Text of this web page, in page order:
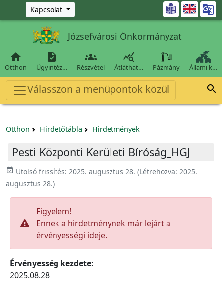
Ugrás a fő tartalomra
Kapcsolat 
Józsefvárosi Önkormányzat

Otthon

Ügyintéz…

Részvétel

Átláthat… Pázmány Állami k…
Válasszon a menüpontok közül 
Otthon Hirdetőtábla Hirdetmények
Pesti Központi Kerületi Bíróság_HGJ
event_available Utolsó frissítés: 2025. augusztus 28. (Létrehozva: 2025.
augusztus 28.)
Figyelem!
Ennek a hirdetménynek már lejárt a
érvényességi ideje.
Érvényesség kezdete:
2025.08.28